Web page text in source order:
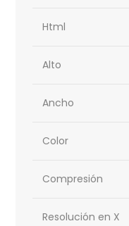
Html
Alto
Ancho
Color
Compresión
Resolución en X